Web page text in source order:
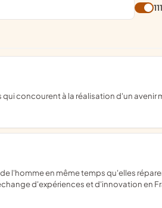
d'expériences et d'innovation en